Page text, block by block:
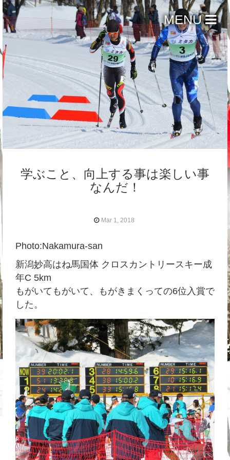
MENU
学ぶこと、向上する事は楽しい事
なんだ！
Mar 1, 2018
Photo:Nakamura-san
新潟妙高はね馬国体 クロスカントリースキー成
年C 5km
もがいてもがいて、もがきまくっての6位入賞で
した。